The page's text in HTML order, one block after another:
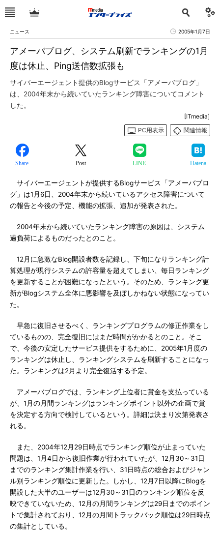
ニュース 2005年1月7日
アメーバブログ、システム刷新でランキングの1月
度は休止、Ping送信数拡張も
サイバーエージェント提供のBlogサービス「アメーバブログ」
は、2004年末から続いていたランキング障害についてコメント
した。
[ITmedia]
PC用表示
関連情報
Share Post LINE Hatena
サイバーエージェントが提供するBlogサービス「アメーバブロ
グ」は1月6日、2004年末から続いているアクセス障害について
の報告と今後の予定、機能の拡張、追加が発表された。
2004年末から続いていたランキング障害の原因は、システム
過負荷によるものだったとのこと。
12月に急激なBlog開設者数を記録し、下旬になりランキング計
算処理が現行システムの許容量を超えてしまい、毎日ランキング
を更新することが困難になったという。そのため、ランキング更
新がBlogシステム全体に悪影響を及ぼしかねない状態になってい
た。
早急に復旧させるべく、ランキングプログラムの修正作業をし
ているものの、完全復旧にはまだ時間がかかるとのこと。そこ
で、今後の安定したサービス提供をするために、2005年1月度の
ランキングは休止し、ランキングシステムを刷新することになっ
た。ランキングは2月より完全復活する予定。
アメーバブログでは、ランキング上位者に賞金を支払っている
が、1月の月間ランキングはランキングポイント以外の企画で賞
を決定する方向で検討しているという。詳細は決まり次第発表さ
れる。
また、2004年12月29日時点でランキング順位が止まっていた
問題は、1月4日から復旧作業が行われていたが、12月30～31日
までのランキング集計作業を行い、31日時点の総合およびジャン
ル別ランキング順位に更新した。しかし、12月7日以降にBlogを
開設した大半のユーザーは12月30～31日のランキング順位を反
映できていないため、12月の月間ランキングは29日までのポイン
トで集計されており、12月の月間トラックバック順位は29日時点
の集計としている。